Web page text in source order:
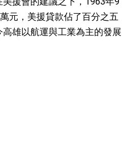
元，美援貸款佔了百分之五
雄以航運與工業為主的發展